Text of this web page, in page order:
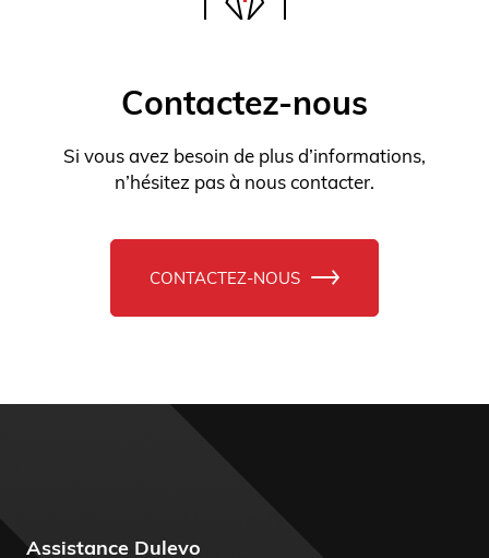
Si vous avez besoin de plus d’informations,
n’hésitez pas à nous contacter.
CONTACTEZ-NOUS
Assistance Dulevo